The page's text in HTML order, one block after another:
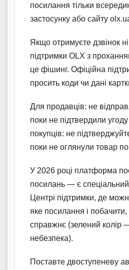
посилання тільки
застосунку або сайту
Якщо отримуєте дзвінок
підтримки OLX з
це фішинг. Офіційна
просить коди чи дані
Для продавців: не
поки не підтвердили
покупців: не
поки не оглянули товар
У 2026 році платформа
посилань — є спеціальний
Центрі підтримки, де
яке посилання і
справжнє (зелений
небезпека).
Поставте двоступеневу